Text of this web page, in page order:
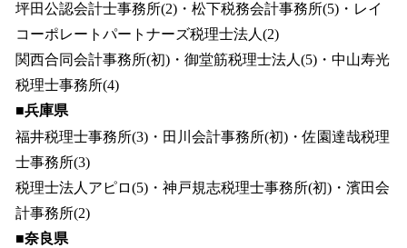
坪田公認会計士事務所(2)・松下税務会計事務所(5)・レイ
コーポレートパートナーズ税理士法人(2)
関西合同会計事務所(初)・御堂筋税理士法人(5)・中山寿光
税理士事務所(4)
■兵庫県
福井税理士事務所(3)・田川会計事務所(初)・佐園達哉税理
士事務所(3)
税理士法人アピロ(5)・神戸規志税理士事務所(初)・濱田会
計事務所(2)
■奈良県